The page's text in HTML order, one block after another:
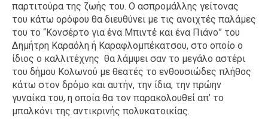
παρτιτούρα της ζωής του. Ο ασπρομάλλης γείτονας
του κάτω ορόφου θα διευθύνει με τις ανοιχτές παλάμες
του το “Κονσέρτο για ένα Μπιντέ και ένα Πιάνο” του
Δημήτρη Καραόλη ή Καραφλομπέκατσου, στο οποίο ο
ίδιος ο καλλιτέχνης θα λάμψει σαν το μεγάλο αστέρι
του δήμου Κολωνού με θεατές το ενθουσιώδες πλήθος
κάτω στον δρόμο και αυτήν, την ίδια, την πρώην
γυναίκα του, η οποία θα τον παρακολουθεί απ’ το
μπαλκόνι της αντικρινής πολυκατοικίας.